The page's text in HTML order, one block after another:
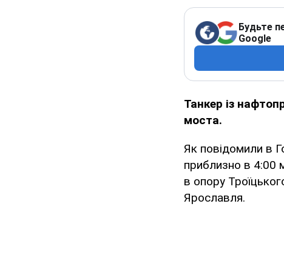
Будьте
Google
Танкер із
моста.
Як повідомили в
приблизно в 4:00
в опору
Ярославля.